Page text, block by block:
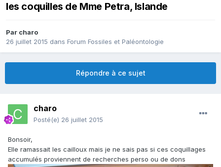
les coquilles de Mme Petra, Islande
Par charo
26 juillet 2015 dans Forum Fossiles et Paléontologie
Répondre à ce sujet
charo
Posté(e) 26 juillet 2015
Bonsoir,
Elle ramassait les cailloux mais je ne sais pas si ces coquillages
accumulés proviennent de recherches perso ou de dons